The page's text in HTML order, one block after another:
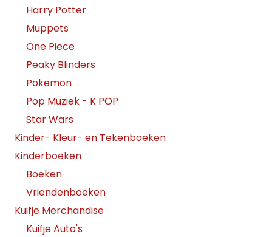
Harry Potter
Muppets
One Piece
Peaky Blinders
Pokemon
Pop Muziek - K POP
Star Wars
Kinder- Kleur- en Tekenboeken
Kinderboeken
Boeken
Vriendenboeken
Kuifje Merchandise
Kuifje Auto's